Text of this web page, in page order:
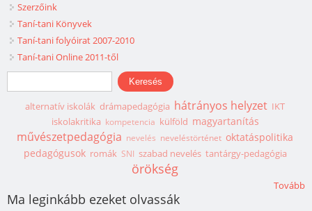
Szerzőink
Taní-tani Könyvek
Taní-tani folyóirat 2007-2010
Taní-tani Online 2011-től
Keresés űrlap
Keresés
alternatív iskolák drámapedagógia hátrányos helyzet IKT
iskolakritika kompetencia külföld magyartanítás
művészetpedagógia nevelés neveléstörténet oktatáspolitika
pedagógusok romák SNI szabad nevelés tantárgy-pedagógia
örökség
Tovább
Ma leginkább ezeket olvassák